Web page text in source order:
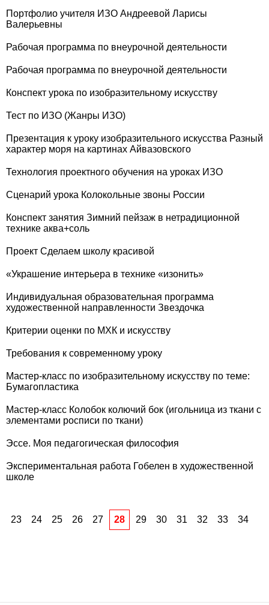
Портфолио учителя ИЗО Андреевой Ларисы
Валерьевны
Рабочая программа по внеурочной деятельности
Рабочая программа по внеурочной деятельности
Конспект урока по изобразительному искусству
Тест по ИЗО (Жанры ИЗО)
Презентация к уроку изобразительного искусства Разный
характер моря на картинах Айвазовского
Технология проектного обучения на уроках ИЗО
Сценарий урока Колокольные звоны России
Конспект занятия Зимний пейзаж в нетрадиционной
технике аква+соль
Проект Сделаем школу красивой
«Украшение интерьера в технике «изонить»
Индивидуальная образовательная программа
художественной направленности Звездочка
Критерии оценки по МХК и искусству
Требования к современному уроку
Мастер-класс по изобразительному искусству по теме:
Бумагопластика
Мастер-класс Колобок колючий бок (игольница из ткани с
элементами росписи по ткани)
Эссе. Моя педагогическая философия
Экспериментальная работа Гобелен в художественной
школе
23 24 25 26 27 28 29 30 31 32 33 34